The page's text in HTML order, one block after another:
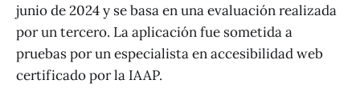
junio de 2024 y se basa en una evaluación realizada
por un tercero. La aplicación fue sometida a
pruebas por un especialista en accesibilidad web
certificado por la IAAP.